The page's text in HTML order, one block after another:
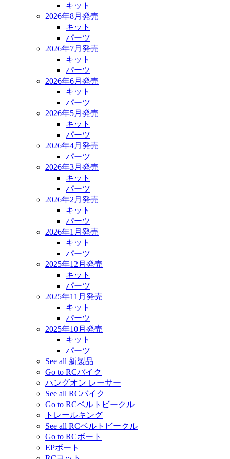
キット
2026年8月発売
キット
パーツ
2026年7月発売
キット
パーツ
2026年6月発売
キット
パーツ
2026年5月発売
キット
パーツ
2026年4月発売
パーツ
2026年3月発売
キット
パーツ
2026年2月発売
キット
パーツ
2026年1月発売
キット
パーツ
2025年12月発売
キット
パーツ
2025年11月発売
キット
パーツ
2025年10月発売
キット
パーツ
See all 新製品
Go to RCバイク
ハングオン レーサー
See all RCバイク
Go to RCベルトビークル
トレールキング
See all RCベルトビークル
Go to RCボート
EPボート